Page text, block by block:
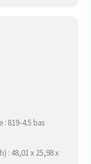
819-4.5 bas
: 48,01 x 25,98 x